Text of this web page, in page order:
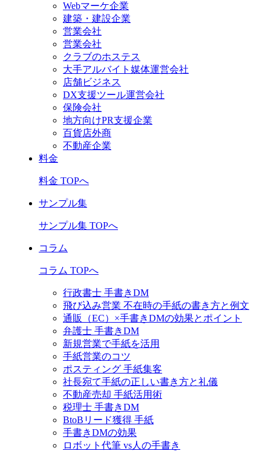
Webマーケ企業
建築・建設企業
営業会社
営業会社
クラブのホステス
大手アルバイト媒体運営会社
店舗ビジネス
DX支援ツール運営会社
保険会社
地方向けPR支援企業
百貨店外商
不動産企業
料金
料金 TOPへ
サンプル集
サンプル集 TOPへ
コラム
コラム TOPへ
行政書士 手書きDM
飛び込み営業 不在時の手紙の書き方と例文
通販（EC）×手書きDMの効果とポイント
弁護士 手書きDM
新規営業で手紙を活用
手紙営業のコツ
ポスティング 手紙集客
社長宛て手紙の正しい書き方と礼儀
不動産売却 手紙活用術
税理士 手書きDM
BtoBリード獲得 手紙
手書きDMの効果
ロボット代筆 vs人の手書き